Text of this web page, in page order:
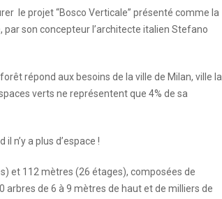
le projet “Bosco Verticale” présenté comme la
son concepteur l’architecte italien Stefano
répond aux besoins de la ville de Milan, ville la
verts ne représentent que 4% de sa
n’y a plus d’espace !
et 112 mètres (26 étages), composées de
de 6 à 9 mètres de haut et de milliers de